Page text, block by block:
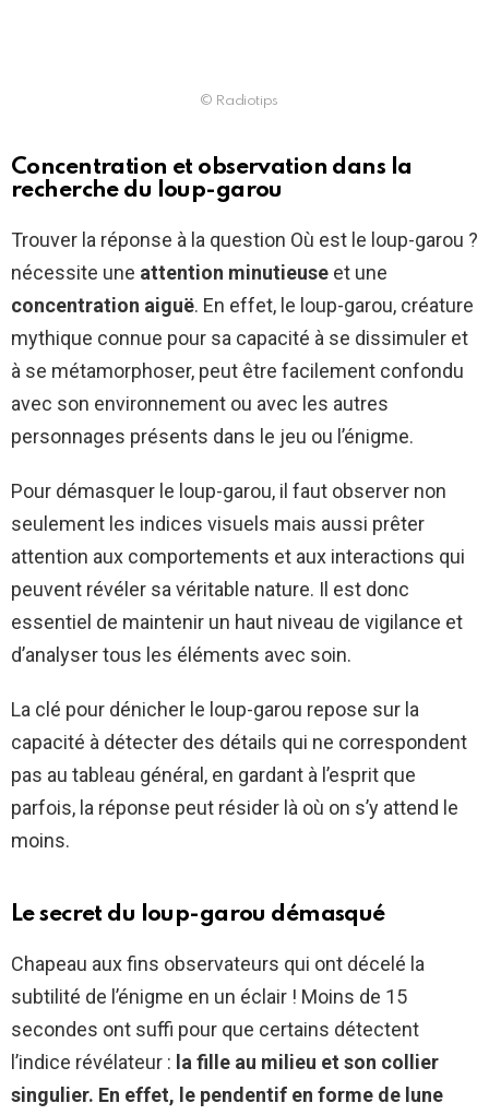
© Radiotips
Concentration et observation dans la
recherche du loup-garou
Trouver la réponse à la question Où est le loup-garou ?
nécessite une attention minutieuse et une
concentration aiguë. En effet, le loup-garou, créature
mythique connue pour sa capacité à se dissimuler et
à se métamorphoser, peut être facilement confondu
avec son environnement ou avec les autres
personnages présents dans le jeu ou l’énigme.
Pour démasquer le loup-garou, il faut observer non
seulement les indices visuels mais aussi prêter
attention aux comportements et aux interactions qui
peuvent révéler sa véritable nature. Il est donc
essentiel de maintenir un haut niveau de vigilance et
d’analyser tous les éléments avec soin.
La clé pour dénicher le loup-garou repose sur la
capacité à détecter des détails qui ne correspondent
pas au tableau général, en gardant à l’esprit que
parfois, la réponse peut résider là où on s’y attend le
moins.
Le secret du loup-garou démasqué
Chapeau aux fins observateurs qui ont décelé la
subtilité de l’énigme en un éclair ! Moins de 15
secondes ont suffi pour que certains détectent
l’indice révélateur : la fille au milieu et son collier
singulier. En effet, le pendentif en forme de lune